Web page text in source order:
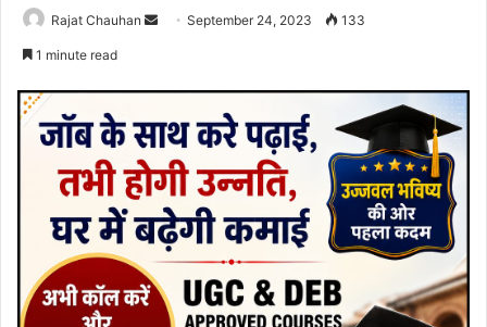
Rajat Chauhan
Send September 24, 2023 133
1 minute read